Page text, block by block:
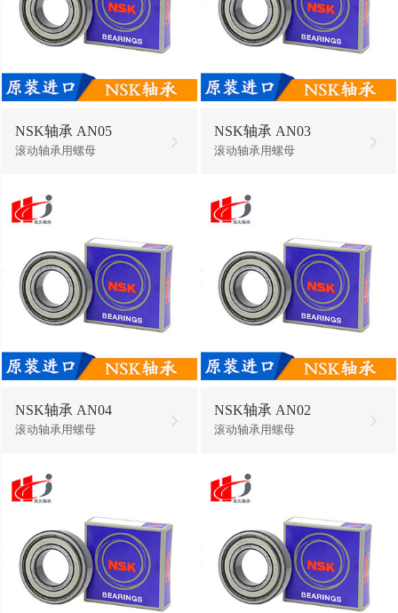
NSK轴承 AN05
滚动轴承用螺母
NSK轴承 AN03
滚动轴承用螺母
NSK轴承 AN04
滚动轴承用螺母
NSK轴承 AN02
滚动轴承用螺母